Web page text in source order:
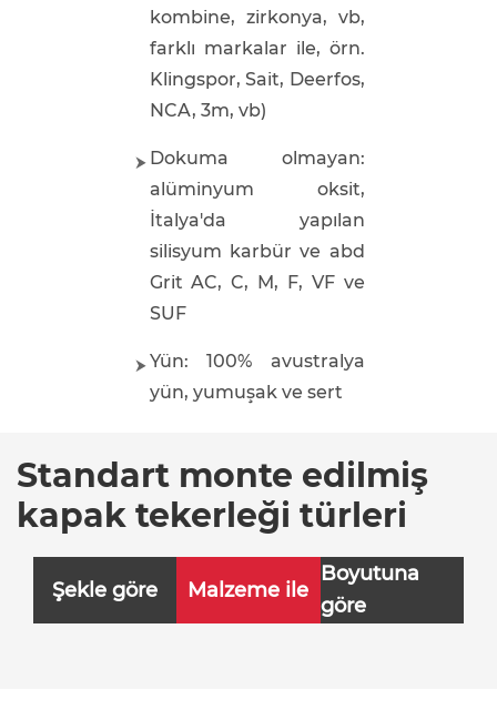
kombine, zirkonya, vb,
farklı markalar ile, örn.
Klingspor, Sait, Deerfos,
NCA, 3m, vb)
Dokuma olmayan:
alüminyum oksit,
İtalya'da yapılan
silisyum karbür ve abd
Grit AC, C, M, F, VF ve
SUF
Yün: 100% avustralya
yün, yumuşak ve sert
Standart monte edilmiş
kapak tekerleği türleri
Şekle göre Malzeme ile
Boyutuna
göre